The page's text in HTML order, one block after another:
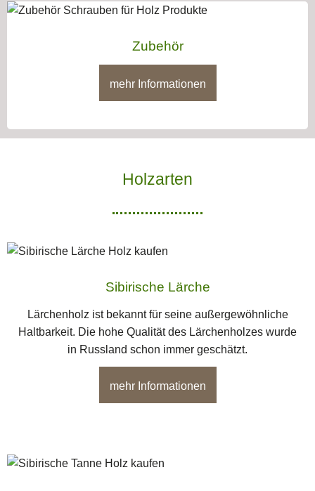
Zubehör
mehr Informationen
Holzarten
Sibirische Lärche
Lärchenholz ist bekannt für seine außergewöhnliche
Haltbarkeit. Die hohe Qualität des Lärchenholzes wurde
in Russland schon immer geschätzt.
mehr Informationen